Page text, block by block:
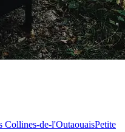
Collines-de-l'OutaouaisPetite